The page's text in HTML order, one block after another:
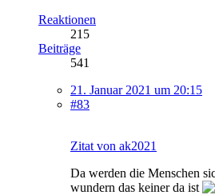
Reaktionen
215
Beiträge
541
21. Januar 2021 um 20:15
#83
Zitat von ak2021
Da werden die Menschen
wundern das keiner da ist